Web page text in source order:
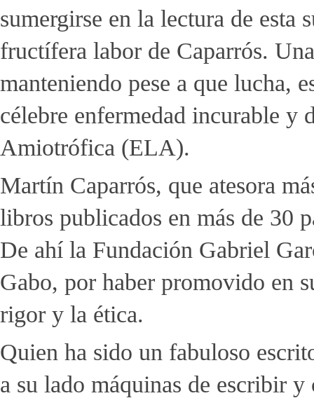
sumergirse en la lectura de esta
fructífera labor de Caparrós.
manteniendo pese a que lucha,
célebre enfermedad incurable y
Amiotrófica (ELA).
Martín Caparrós, que atesora
libros publicados en más de 30
De ahí la Fundación Gabriel
Gabo, por haber promovido en
rigor y la ética.
Quien ha sido un fabuloso
a su lado máquinas de escribir